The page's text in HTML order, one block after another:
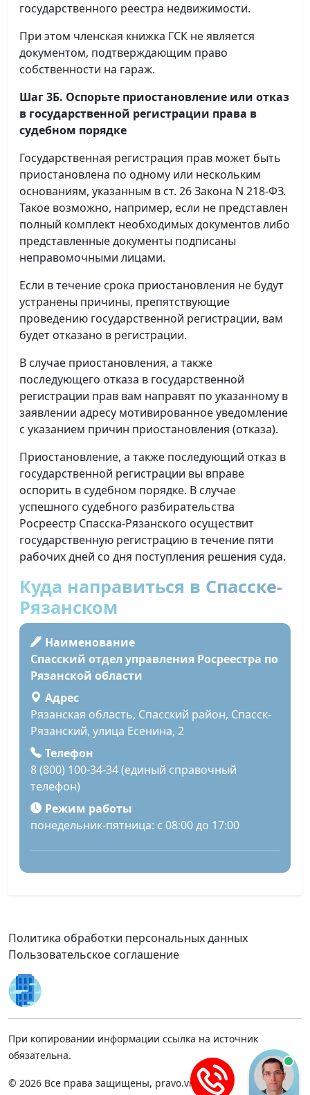
государственного реестра недвижимости.
При этом членская книжка ГСК не является
документом, подтверждающим право
собственности на гараж.
Шаг 3Б. Оспорьте приостановление или отказ
в государственной регистрации права в
судебном порядке
Государственная регистрация прав может быть
приостановлена по одному или нескольким
основаниям, указанным в ст. 26 Закона N 218-ФЗ.
Такое возможно, например, если не представлен
полный комплект необходимых документов либо
представленные документы подписаны
неправомочными лицами.
Если в течение срока приостановления не будут
устранены причины, препятствующие
проведению государственной регистрации, вам
будет отказано в регистрации.
В случае приостановления, а также
последующего отказа в государственной
регистрации прав вам направят по указанному в
заявлении адресу мотивированное уведомление
с указанием причин приостановления (отказа).
Приостановление, а также последующий отказ в
государственной регистрации вы вправе
оспорить в судебном порядке. В случае
успешного судебного разбирательства
Росреестр Спасска-Рязанского осуществит
государственную регистрацию в течение пяти
рабочих дней со дня поступления решения суда.
Куда направиться в Спасске-
Рязанском
Наименование
Спасский отдел управления Росреестра по
Рязанской области
Адрес
Рязанская область, Спасский район, Спасск-
Рязанский, улица Есенина, 2
Телефон
8 (800) 100-34-34 (единый справочный
телефон)
Режим работы
понедельник-пятница: с 08:00 до 17:00
Политика обработки персональных данных
Пользовательское соглашение
При копировании информации ссылка на источник
обязательна.
© 2026 Все права защищены, pravo.vnmsk.ru.